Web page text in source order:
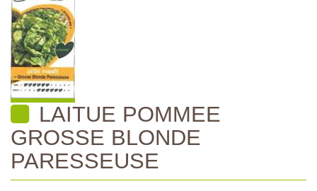
LAITUE POMMEE
GROSSE BLONDE
PARESSEUSE